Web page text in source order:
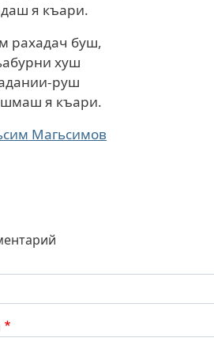
я къари.
рахадач буш,
хуш
руш
я къари.
Магьсимов